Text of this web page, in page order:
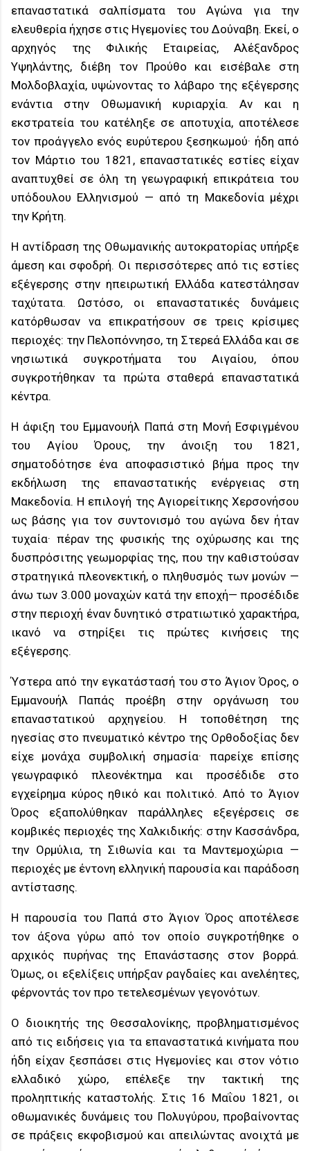
επαναστατικά σαλπίσματα του Αγώνα για την
ελευθερία ήχησε στις Ηγεμονίες του Δούναβη. Εκεί, ο
αρχηγός της Φιλικής Εταιρείας, Αλέξανδρος
Υψηλάντης, διέβη τον Προύθο και εισέβαλε στη
Μολδοβλαχία, υψώνοντας το λάβαρο της εξέγερσης
ενάντια στην Οθωμανική κυριαρχία. Αν και η
εκστρατεία του κατέληξε σε αποτυχία, αποτέλεσε
τον προάγγελο ενός ευρύτερου ξεσηκωμού· ήδη από
τον Μάρτιο του 1821, επαναστατικές εστίες είχαν
αναπτυχθεί σε όλη τη γεωγραφική επικράτεια του
υπόδουλου Ελληνισμού — από τη Μακεδονία μέχρι
την Κρήτη.
Η αντίδραση της Οθωμανικής αυτοκρατορίας υπήρξε
άμεση και σφοδρή. Οι περισσότερες από τις εστίες
εξέγερσης στην ηπειρωτική Ελλάδα κατεστάλησαν
ταχύτατα. Ωστόσο, οι επαναστατικές δυνάμεις
κατόρθωσαν να επικρατήσουν σε τρεις κρίσιμες
περιοχές: την Πελοπόννησο, τη Στερεά Ελλάδα και σε
νησιωτικά συγκροτήματα του Αιγαίου, όπου
συγκροτήθηκαν τα πρώτα σταθερά επαναστατικά
κέντρα.
Η άφιξη του Εμμανουήλ Παπά στη Μονή Εσφιγμένου
του Αγίου Όρους, την άνοιξη του 1821,
σηματοδότησε ένα αποφασιστικό βήμα προς την
εκδήλωση της επαναστατικής ενέργειας στη
Μακεδονία. Η επιλογή της Αγιορείτικης Χερσονήσου
ως βάσης για τον συντονισμό του αγώνα δεν ήταν
τυχαία· πέραν της φυσικής της οχύρωσης και της
δυσπρόσιτης γεωμορφίας της, που την καθιστούσαν
στρατηγικά πλεονεκτική, ο πληθυσμός των μονών —
άνω των 3.000 μοναχών κατά την εποχή— προσέδιδε
στην περιοχή έναν δυνητικό στρατιωτικό χαρακτήρα,
ικανό να στηρίξει τις πρώτες κινήσεις της
εξέγερσης.
Ύστερα από την εγκατάστασή του στο Άγιον Όρος, ο
Εμμανουήλ Παπάς προέβη στην οργάνωση του
επαναστατικού αρχηγείου. Η τοποθέτηση της
ηγεσίας στο πνευματικό κέντρο της Ορθοδοξίας δεν
είχε μονάχα συμβολική σημασία· παρείχε επίσης
γεωγραφικό πλεονέκτημα και προσέδιδε στο
εγχείρημα κύρος ηθικό και πολιτικό. Από το Άγιον
Όρος εξαπολύθηκαν παράλληλες εξεγέρσεις σε
κομβικές περιοχές της Χαλκιδικής: στην Κασσάνδρα,
την Ορμύλια, τη Σιθωνία και τα Μαντεμοχώρια —
περιοχές με έντονη ελληνική παρουσία και παράδοση
αντίστασης.
Η παρουσία του Παπά στο Άγιον Όρος αποτέλεσε
τον άξονα γύρω από τον οποίο συγκροτήθηκε ο
αρχικός πυρήνας της Επανάστασης στον βορρά.
Όμως, οι εξελίξεις υπήρξαν ραγδαίες και ανελέητες,
φέρνοντάς τον προ τετελεσμένων γεγονότων.
Ο διοικητής της Θεσσαλονίκης, προβληματισμένος
από τις ειδήσεις για τα επαναστατικά κινήματα που
ήδη είχαν ξεσπάσει στις Ηγεμονίες και στον νότιο
ελλαδικό χώρο, επέλεξε την τακτική της
προληπτικής καταστολής. Στις 16 Μαΐου 1821, οι
οθωμανικές δυνάμεις του Πολυγύρου, προβαίνοντας
σε πράξεις εκφοβισμού και απειλώντας ανοιχτά με